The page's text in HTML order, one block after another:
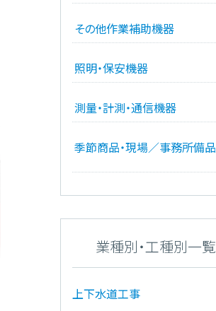
その他作業補助機器
照明・保安機器
測量・計測・通信機器
季節商品・現場／事務所備品
業種別・工種別一覧
上下水道工事